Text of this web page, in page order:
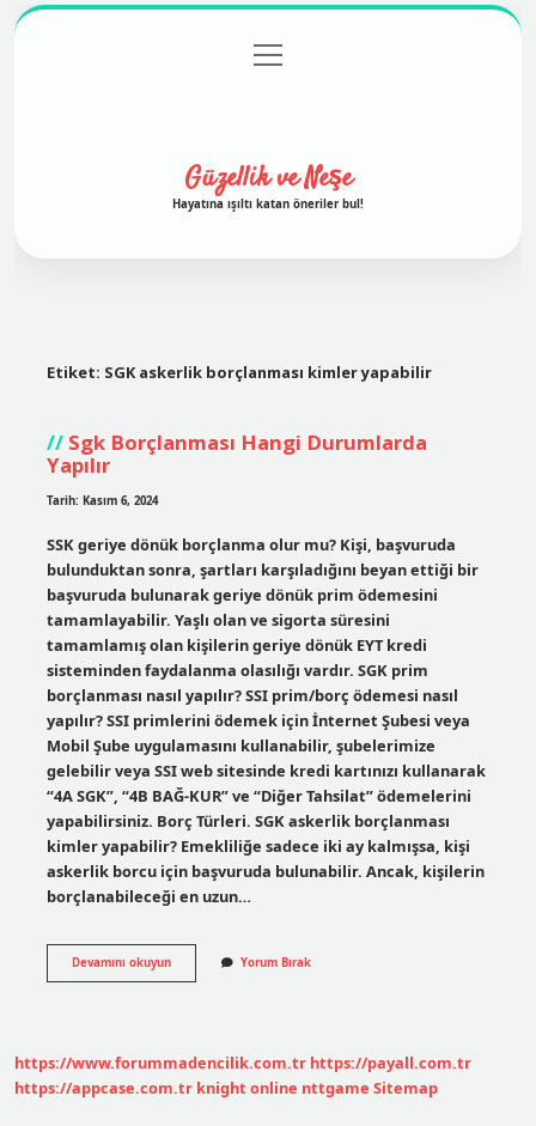
Gizlilik Politikası
menüyü
aç
Güzellik ve Neşe
Hayatına ışıltı katan öneriler bul!
Etiket: SGK askerlik borçlanması kimler yapabilir
Sgk Borçlanması Hangi Durumlarda
Yapılır
Tarih: Kasım 6, 2024
SSK geriye dönük borçlanma olur mu? Kişi, başvuruda
bulunduktan sonra, şartları karşıladığını beyan ettiği bir
başvuruda bulunarak geriye dönük prim ödemesini
tamamlayabilir. Yaşlı olan ve sigorta süresini
tamamlamış olan kişilerin geriye dönük EYT kredi
sisteminden faydalanma olasılığı vardır. SGK prim
borçlanması nasıl yapılır? SSI prim/borç ödemesi nasıl
yapılır? SSI primlerini ödemek için İnternet Şubesi veya
Mobil Şube uygulamasını kullanabilir, şubelerimize
gelebilir veya SSI web sitesinde kredi kartınızı kullanarak
“4A SGK”, “4B BAĞ-KUR” ve “Diğer Tahsilat” ödemelerini
yapabilirsiniz. Borç Türleri. SGK askerlik borçlanması
kimler yapabilir? Emekliliğe sadece iki ay kalmışsa, kişi
askerlik borcu için başvuruda bulunabilir. Ancak, kişilerin
borçlanabileceği en uzun…
Devamını okuyunSgk
Borçlanması
Yorum Bırak
https://www.forummadencilik.com.tr https://payall.com.tr
https://appcase.com.tr knight online nttgame Sitemap